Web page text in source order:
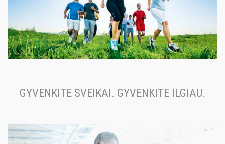
GYVENKITE SVEIKAI. GYVENKITE ILGIAU.